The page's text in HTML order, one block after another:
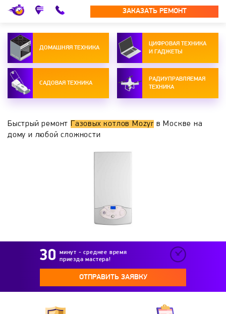
ЗАКАЗАТЬ РЕМОНТ
ДОМАШНЯЯ ТЕХНИКА
ЦИФРОВАЯ ТЕХНИКА
И ГАДЖЕТЫ
САДОВАЯ ТЕХНИКА
РАДИУПРАВЛЯЕМАЯ
ТЕХНИКА
Быстрый ремонт Газовых котлов Mozyr в Москве на
дому и любой сложности
минут - среднее время
приезда мастера!
ОТПРАВИТЬ ЗАЯВКУ